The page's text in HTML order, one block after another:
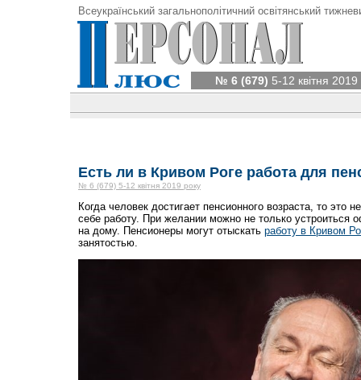
Всеукраїнський загальнополітичний освітянський
№ 6 (679) 5-12 квітня 2019
Есть ли в Кривом Роге работа для
№ 6 (679) 5-12 квітня 2019 року
Когда человек достигает пенсионного возраста, то это
себе работу. При желании можно не только устроиться
на дому. Пенсионеры могут отыскать работу в Кривом
занятостью.